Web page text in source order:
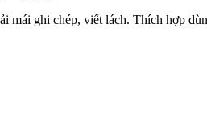
mái ghi chép, viết lách. Thích hợp